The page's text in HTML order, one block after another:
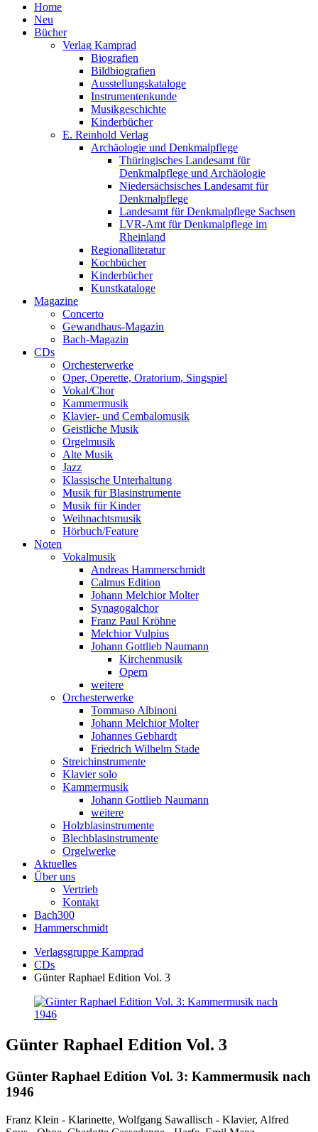
Home
Neu
Bücher
Verlag Kamprad
Biografien
Bildbiografien
Ausstellungskataloge
Instrumentenkunde
Musikgeschichte
Kinderbücher
E. Reinhold Verlag
Archäologie und Denkmalpflege
Thüringisches Landesamt für
Denkmalpflege und Archäologie
Niedersächsisches Landesamt für
Denkmalpflege
Landesamt für Denkmalpflege Sachsen
LVR-Amt für Denkmalpflege im
Rheinland
Regionalliteratur
Kochbücher
Kinderbücher
Kunstkataloge
Magazine
Concerto
Gewandhaus-Magazin
Bach-Magazin
CDs
Orchesterwerke
Oper, Operette, Oratorium, Singspiel
Vokal/Chor
Kammermusik
Klavier- und Cembalomusik
Geistliche Musik
Orgelmusik
Alte Musik
Jazz
Klassische Unterhaltung
Musik für Blasinstrumente
Musik für Kinder
Weihnachtsmusik
Hörbuch/Feature
Noten
Vokalmusik
Andreas Hammerschmidt
Calmus Edition
Johann Melchior Molter
Synagogalchor
Franz Paul Kröhne
Melchior Vulpius
Johann Gottlieb Naumann
Kirchenmusik
Opern
weitere
Orchesterwerke
Tommaso Albinoni
Johann Melchior Molter
Johannes Gebhardt
Friedrich Wilhelm Stade
Streichinstrumente
Klavier solo
Kammermusik
Johann Gottlieb Naumann
weitere
Holzblasinstrumente
Blechblasinstrumente
Orgelwerke
Aktuelles
Über uns
Vertrieb
Kontakt
Bach300
Hammerschmidt
Verlagsgruppe Kamprad
CDs
Günter Raphael Edition Vol. 3
Günter Raphael Edition Vol. 3
Günter Raphael Edition Vol. 3: Kammermusik nach
1946
Franz Klein - Klarinette, Wolfgang Sawallisch - Klavier, Alfred